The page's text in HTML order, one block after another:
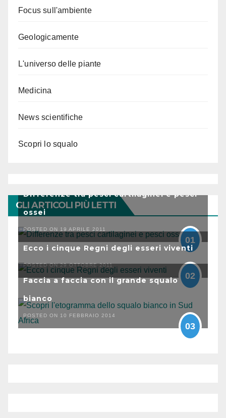
Focus sull'ambiente
Geologicamente
L'universo delle piante
Medicina
News scientifiche
Scopri lo squalo
GLI ARTICOLI PIÙ LETTI
Differenze tra pesci cartilaginei e pesci
ossei
POSTED ON 19 APRILE 2011
01
Ecco i cinque Regni degli esseri viventi
POSTED ON 29 OTTOBRE 2011
02
Faccia a faccia con il grande squalo
bianco
POSTED ON 10 FEBBRAIO 2014
03